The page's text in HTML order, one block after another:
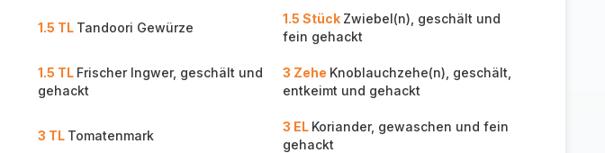
1.5 TL Tandoori Gewürze
1.5 Stück Zwiebel(n), geschält und
fein gehackt
1.5 TL Frischer Ingwer, geschält und
gehackt
3 Zehe Knoblauchzehe(n), geschält,
entkeimt und gehackt
3 TL Tomatenmark
3 EL Koriander, gewaschen und fein
gehackt